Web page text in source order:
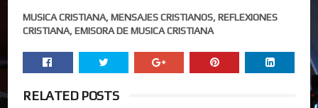
MUSICA CRISTIANA, MENSAJES CRISTIANOS, REFLEXIONES
CRISTIANA, EMISORA DE MUSICA CRISTIANA
RELATED POSTS